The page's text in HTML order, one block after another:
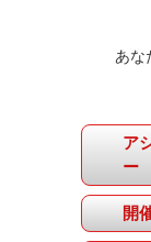
あな
ア
ー
開